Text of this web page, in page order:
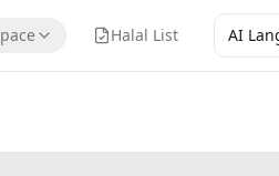
Halal List AI